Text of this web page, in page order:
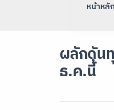
หน้าหลัก
ผลักดัน
ธ.ค.นี้